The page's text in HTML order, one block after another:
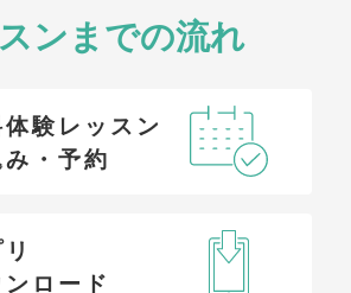
ンまでの流れ
験レッスン
・予約
ロード